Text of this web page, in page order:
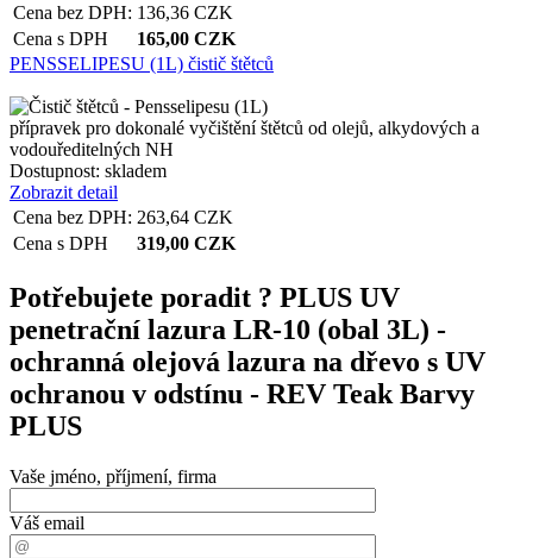
Cena bez DPH: 136,36 CZK
Cena s DPH
165,00 CZK
PENSSELIPESU (1L) čistič štětců
přípravek pro dokonalé vyčištění štětců od olejů, alkydových a
vodouředitelných NH
Dostupnost: skladem
Zobrazit detail
Cena bez DPH: 263,64 CZK
Cena s DPH
319,00 CZK
Potřebujete poradit ? PLUS UV
penetrační lazura LR-10 (obal 3L) -
ochranná olejová lazura na dřevo s UV
ochranou v odstínu - REV Teak Barvy
PLUS
Vaše jméno, příjmení, firma
Váš email